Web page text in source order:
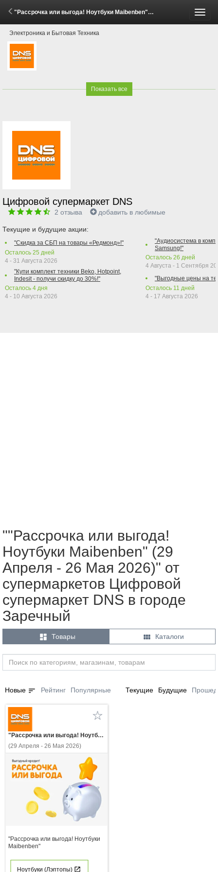
"Рассрочка или выгода! Ноутбуки Maibenben" (29 Апреля - 26 Мая 2026)
Электроника и Бытовая Техника
Показать все
Цифровой супермаркет DNS
2 отзыва добавить в любимые
Текущие и будущие акции:
"Скидка за СБП на товары «Редмонд»!"
Осталось 25 дней
4 - 31 Августа 2026
"Купи комплект техники Beko, Hotpoint,
Indesit - получи скидку до 30%!"
Осталось 4 дня
4 - 10 Августа 2026
"Аудиосистема в
Samsung!"
Осталось 26 дней
4 Августа - 1 Сентября
"Выгодные цены на
Осталось 11 дней
4 - 17 Августа 2026
""Рассрочка или выгода!
Ноутбуки Maibenben" (29
Апреля - 26 Мая 2026)" от
супермаркетов Цифровой
супермаркет DNS в городе
Заречный
 Товары  Каталоги
Новые sort Рейтинг Популярные Текущие Будущие
"Рассрочка или выгода! Ноутбуки Maibenben"
(29 Апреля - 26 Мая 2026)
"Рассрочка или выгода! Ноутбуки
Maibenben"
Ноутбуки (Лэптопы)